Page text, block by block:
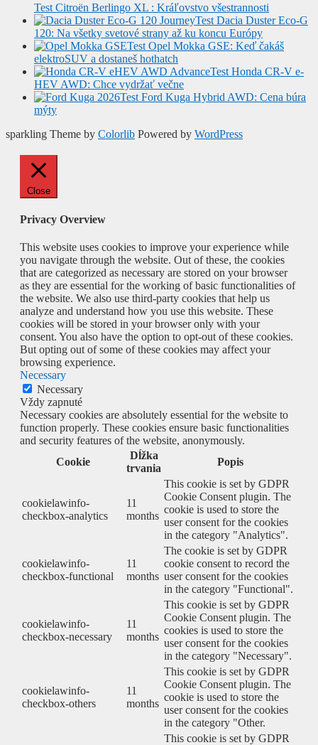
Test Citroën Berlingo XL : Kráľovstvo všestrannosti
Test Dacia Duster Eco-G
120: Na všetky svetové strany až ku koncu Európy
Test Opel Mokka GSE: Keď čakáš
elektroSUV a dostaneš hothatch
Test Honda CR-V e-
HEV AWD: Chce vydržať večne
Test Ford Kuga Hybrid AWD: Cena búra
mýty
sparkling Theme by Colorlib Powered by WordPress
Close
Privacy Overview
This website uses cookies to improve your experience while
you navigate through the website. Out of these, the cookies
that are categorized as necessary are stored on your browser
as they are essential for the working of basic functionalities of
the website. We also use third-party cookies that help us
analyze and understand how you use this website. These
cookies will be stored in your browser only with your
consent. You also have the option to opt-out of these cookies.
But opting out of some of these cookies may affect your
browsing experience.
Necessary
Necessary
Vždy zapnuté
Necessary cookies are absolutely essential for the website to
function properly. These cookies ensure basic functionalities
and security features of the website, anonymously.
Cookie
Dĺžka
trvania
Popis
cookielawinfo-
checkbox-analytics
11
months
This cookie is set by GDPR
Cookie Consent plugin. The
cookie is used to store the
user consent for the cookies
in the category "Analytics".
cookielawinfo-
checkbox-functional
11
months
The cookie is set by GDPR
cookie consent to record the
user consent for the cookies
in the category "Functional".
cookielawinfo-
checkbox-necessary
11
months
This cookie is set by GDPR
Cookie Consent plugin. The
cookies is used to store the
user consent for the cookies
in the category "Necessary".
cookielawinfo-
checkbox-others
11
months
This cookie is set by GDPR
Cookie Consent plugin. The
cookie is used to store the
user consent for the cookies
in the category "Other.
This cookie is set by GDPR